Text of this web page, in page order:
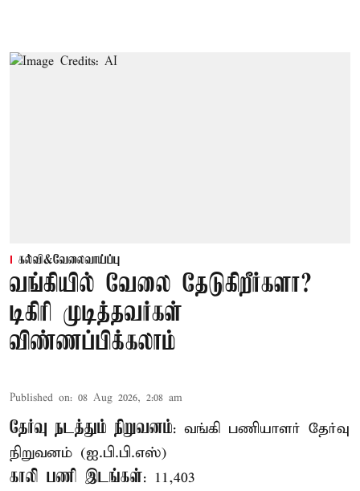
கல்வி&வேலைவாய்ப்பு
வங்கியில் வேலை தேடுகிறீர்களா?
டிகிரி முடித்தவர்கள்
விண்ணப்பிக்கலாம்
Published on: 08 Aug 2026, 2:08 am
தேர்வு நடத்தும் நிறுவனம்: வங்கி பணியாளர் தேர்வு
நிறுவனம் (ஐ.பி.பி.எஸ்)
காலி பணி இடங்கள்: 11,403